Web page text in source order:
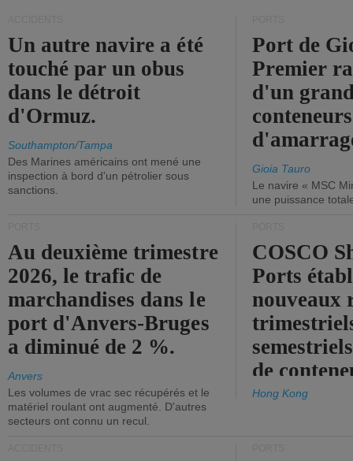
Un autre navire a été
touché par un obus
dans le détroit
d'Ormuz.
Southampton/Tampa
Des Marines américains ont mené une
inspection à bord d'un pétrolier sous
sanctions.
Port de
Premier
d'un
Gioia Tauro
Le navire « MSC
une puissance
Au deuxième trimestre
2026, le trafic de
marchandises dans le
port d'Anvers-Bruges
a diminué de 2 %.
Anvers
Les volumes de vrac sec récupérés et le
matériel roulant ont augmenté. D'autres
secteurs ont connu un recul.
COSCO
Ports
nouveaux
de
Hong Kong